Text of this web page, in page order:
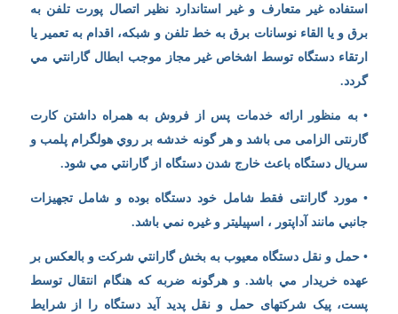
استفاده غير متعارف و غير استاندارد نظير اتصال پورت تلفن به
برق و يا القاء نوسانات برق به خط تلفن و شبكه، اقدام به تعمير يا
ارتقاء دستگاه توسط اشخاص غير مجاز موجب ابطال گارانتي مي
گردد.
• به منظور ارائه خدمات پس از فروش به همراه داشتن کارت
گارنتی الزامی می باشد و هر گونه خدشه بر روي هولگرام پلمب و
سريال دستگاه باعث خارج شدن دستگاه از گارانتي مي شود.
• مورد گارانتی فقط شامل خود دستگاه بوده و شامل تجهيزات
جانبي مانند آداپتور ، اسپیلیتر و غیره نمي باشد.
• حمل و نقل دستگاه معيوب به بخش گارانتي شركت و بالعكس بر
عهده خريدار مي باشد. و هرگونه ضربه که هنگام انتقال توسط
پست، پیک شرکتهای حمل و نقل پدید آید دستگاه را از شرایط